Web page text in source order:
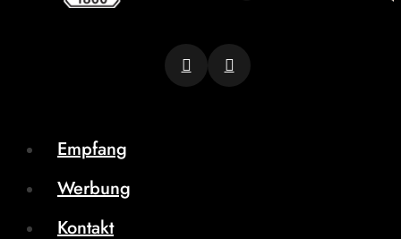
Empfang
Werbung
Kontakt